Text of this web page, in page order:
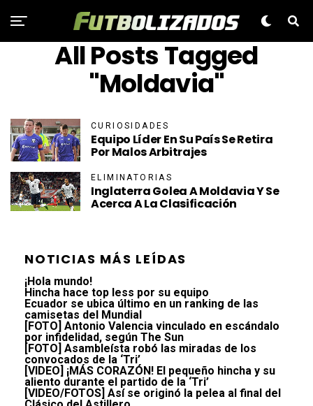
All Posts Tagged
"Moldavia"
CURIOSIDADES
Equipo Líder En Su País Se Retira
Por Malos Arbitrajes
ELIMINATORIAS
Inglaterra Golea A Moldavia Y Se
Acerca A La Clasificación
NOTICIAS MÁS LEÍDAS
¡Hola mundo!
Hincha hace top less por su equipo
Ecuador se ubica último en un ranking de las
camisetas del Mundial
[FOTO] Antonio Valencia vinculado en escándalo
por infidelidad, según The Sun
[FOTO] Asambleísta robó las miradas de los
convocados de la ‘Tri’
[VIDEO] ¡MÁS CORAZÓN! El pequeño hincha y su
aliento durante el partido de la ‘Tri’
[VIDEO/FOTOS] Así se originó la pelea al final del